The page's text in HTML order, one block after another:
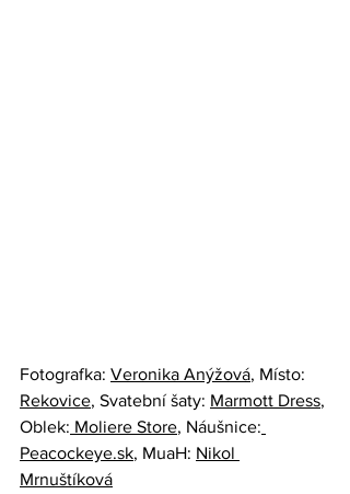
Fotografka: Veronika Anýžová, Místo:
Rekovice, Svatební šaty: Marmott Dress,
Oblek: Moliere Store, Náušnice:
Peacockeye.sk, MuaH: Nikol
Mrnuštíková